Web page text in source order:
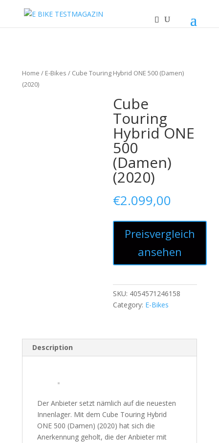
Home / E-Bikes / Cube Touring Hybrid ONE 500 (Damen)
(2020)
Cube
Touring
Hybrid ONE
500
(Damen)
(2020)
€2.099,00
Preisvergleich
ansehen
SKU: 4054571246158
Category: E-Bikes
Description
Der Anbieter setzt nämlich auf die neuesten
Innenlager. Mit dem Cube Touring Hybrid
ONE 500 (Damen) (2020) hat sich die
Anerkennung geholt, die der Anbieter mit